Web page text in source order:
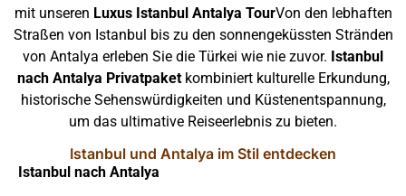
mit unseren Luxus Istanbul Antalya TourVon den lebhaften
Straßen von Istanbul bis zu den sonnengeküssten Stränden
von Antalya erleben Sie die Türkei wie nie zuvor. Istanbul
nach Antalya Privatpaketkombiniert kulturelle Erkundung,
historische Sehenswürdigkeiten und Küstenentspannung,
um das ultimative Reiseerlebnis zu bieten.
Istanbul und Antalya im Stil entdecken
Istanbul nach Antalya